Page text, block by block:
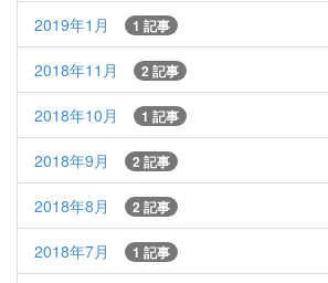
2019年1月 1 記事
2018年11月 2 記事
2018年10月 1 記事
2018年9月 2 記事
2018年8月 2 記事
2018年7月 1 記事